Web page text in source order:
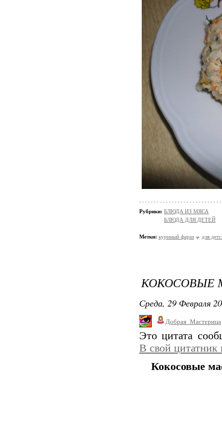
Рубрики: БЛЮДА ИЗ МЯСА
БЛЮДА ДЛЯ ДЕТЕЙ
Метки: куриный фарш для
КОКОСОВЫЕ
Среда, 29 Февраля
Добрая_Мастерица
Это цитата
В свой цитатник
Кокосовые